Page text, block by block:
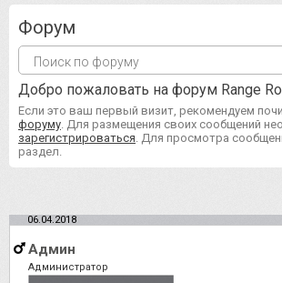
Форум
Добро пожаловать на форум Range
Если это ваш первый визит, рекомендуем
форуму . Для размещения своих сообщений
зарегистрироваться . Для просмотра
раздел.
06.04.2018
Админ
Администратор